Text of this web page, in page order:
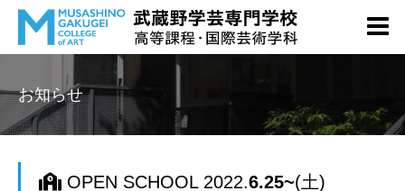
お知らせ
OPEN SCHOOL 2022.6.25~(土)